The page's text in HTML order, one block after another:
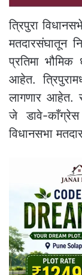
त्रिपुरा
मतदारसंघातून
प्रतिमा
आहेत.
लागणार आहेत.
जे डावे-
विधानसभा